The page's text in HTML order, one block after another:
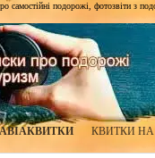
подорожі, фотозвіти з
АВІАКВИТКИ КВИТКИ